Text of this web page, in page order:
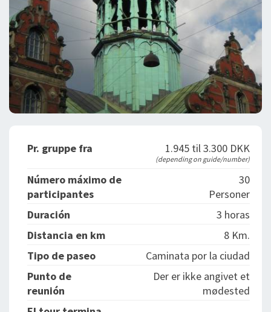
Pr. gruppe fra 1.945 til 3.300 DKK
(depending on guide/number)
Número máximo de
participantes
30
Personer
Duración
3 horas
Distancia en km
8 Km.
Tipo de paseo
Caminata por la ciudad
Punto de
reunión
Der er ikke angivet et
mødested